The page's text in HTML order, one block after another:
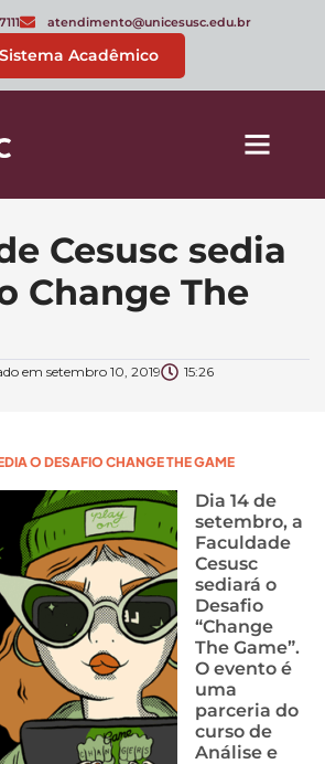
atendimento@unicesusc.edu.br
Sistema Acadêmico
Cesusc sedia
Change The
em setembro 10, 2019 15:26
O DESAFIO CHANGE THE GAME
Dia 14 de
setembro, a
Faculdade
Cesusc
sediará o
Desafio
“Change
The Game”.
O evento é
uma
parceria do
curso de
Análise e